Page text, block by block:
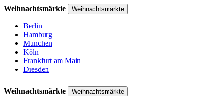
Weihnachtsmärkte Weihnachtsmärkte
Berlin
Hamburg
München
Köln
Frankfurt am Main
Dresden
Weihnachtsmärkte Weihnachtsmärkte